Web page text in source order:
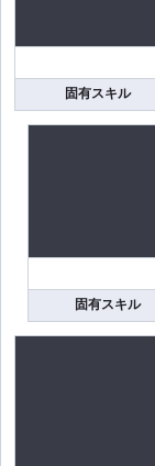
固有スキル
固有スキル